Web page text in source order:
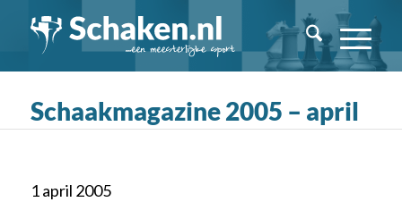
Schaakmagazine 2005 – april
1 april 2005